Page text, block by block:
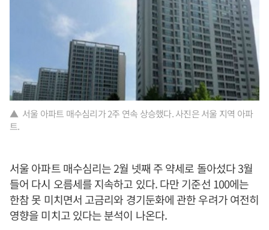
▲ 서울 아파트 매수심리가 2주 연속 상승했다. 사진은 서울 지역 아파
트.
서울 아파트 매수심리는 2월 넷째 주 약세로 돌아섰다 3월
들어 다시 오름세를 지속하고 있다. 다만 기준선 100에는
한참 못 미치면서 고금리와 경기둔화에 관한 우려가 여전히
영향을 미치고 있다는 분석이 나온다.